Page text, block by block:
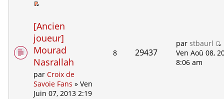
[Ancien
joueur]
Mourad
Nasrallah
parCroix de
Savoie Fans » Ven
Juin 07, 2013 2:19
8 29437
parstbaurl
Ven Aoû 08,
8:06 am